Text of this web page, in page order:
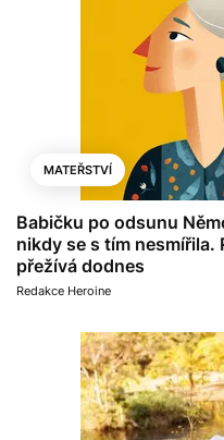
MATEŘSTVÍ
Babičku po odsunu
nikdy se s tím nesmířila.
přežívá dodnes
Redakce Heroine